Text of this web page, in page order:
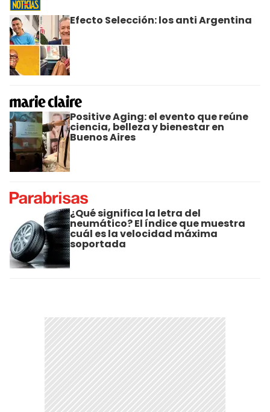
Efecto Selección: los anti Argentina
Positive Aging: el evento que reúne
ciencia, belleza y bienestar en
Buenos Aires
¿Qué significa la letra del
neumático? El índice que muestra
cuál es la velocidad máxima
soportada